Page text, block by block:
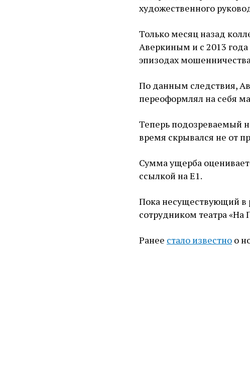
художественного
Только месяц назад
Аверкиным и с 2013
эпизодах
По данным следствия,
переоформлял на себя
Теперь подозреваемый
время скрывался не от
Сумма ущерба
ссылкой на Е1.
Пока несуществующий в
сотрудником театра «На
Ранее стало известно о